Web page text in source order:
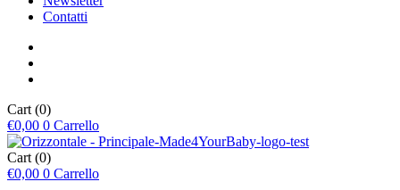
Contatti
Cart (0)
€0,00 0 Carrello
Cart (0)
€0,00 0 Carrello